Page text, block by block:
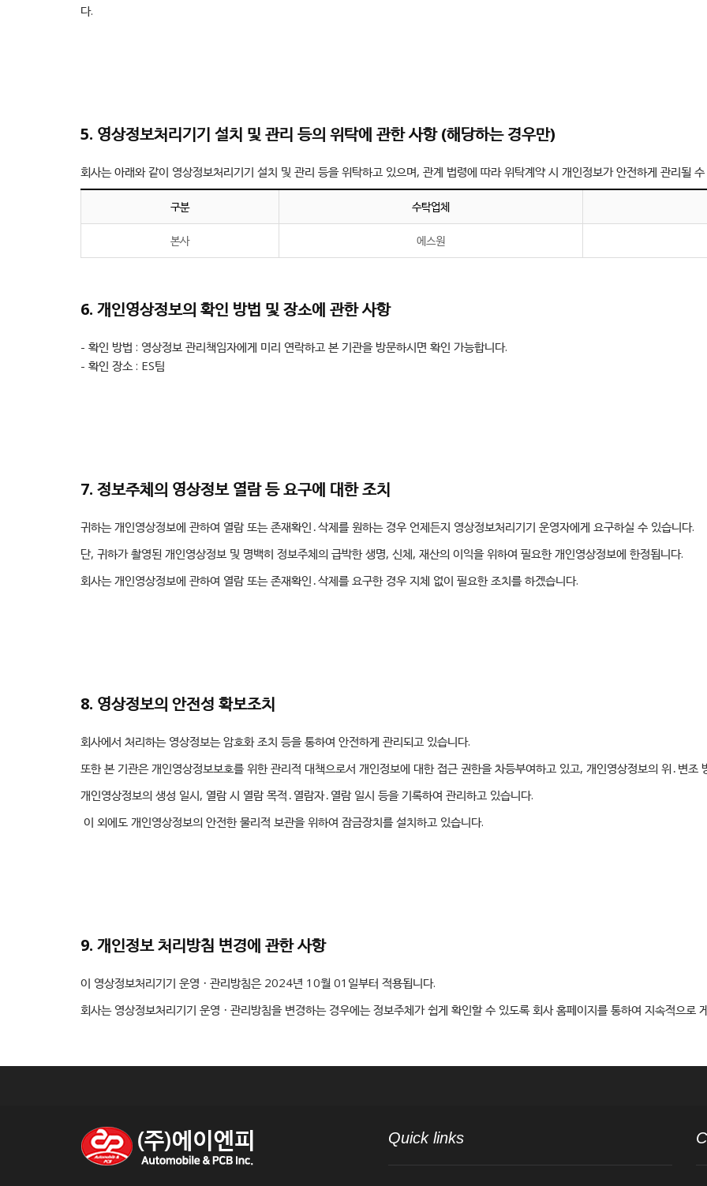
다.
5. 영상정보처리기기 설치 및 관리 등의 위탁에 관한 사항 (해당하는 경우만)
회사는 아래와 같이 영상정보처리기기 설치 및 관리 등을 위탁하고 있으며, 관계 법령에 따라 위탁계약 시 개인정보가 안전하게 관리될
구분 수탁업체
본사 에스원
6. 개인영상정보의 확인 방법 및 장소에 관한 사항
- 확인 방법 : 영상정보 관리책임자에게 미리 연락하고 본 기관을 방문하시면 확인 가능합니다.
- 확인 장소 : ES팀
7. 정보주체의 영상정보 열람 등 요구에 대한 조치
귀하는 개인영상정보에 관하여 열람 또는 존재확인․삭제를 원하는 경우 언제든지 영상정보처리기기 운영자에게 요구하실 수 있습니다.
단, 귀하가 촬영된 개인영상정보 및 명백히 정보주체의 급박한 생명, 신체, 재산의 이익을 위하여 필요한 개인영상정보에 한정됩니다.
회사는 개인영상정보에 관하여 열람 또는 존재확인․삭제를 요구한 경우 지체 없이 필요한 조치를 하겠습니다.
8. 영상정보의 안전성 확보조치
회사에서 처리하는 영상정보는 암호화 조치 등을 통하여 안전하게 관리되고 있습니다.
또한 본 기관은 개인영상정보보호를 위한 관리적 대책으로서 개인정보에 대한 접근 권한을 차등부여하고 있고, 개인영상정보의 위․변조
개인영상정보의 생성 일시, 열람 시 열람 목적․열람자․열람 일시 등을 기록하여 관리하고 있습니다.
이 외에도 개인영상정보의 안전한 물리적 보관을 위하여 잠금장치를 설치하고 있습니다.
9. 개인정보 처리방침 변경에 관한 사항
이 영상정보처리기기 운영ㆍ관리방침은 2024년 10월 01일부터 적용됩니다.
회사는 영상정보처리기기 운영ㆍ관리방침을 변경하는 경우에는 정보주체가 쉽게 확인할 수 있도록 회사 홈페이지를 통하여 지속적으로
Quick links